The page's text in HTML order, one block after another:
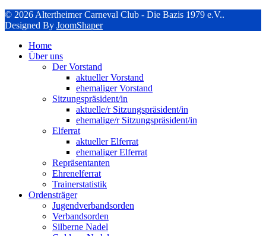
© 2026 Altertheimer Carneval Club - Die Bazis 1979 e.V..
Designed By JoomShaper
Home
Über uns
Der Vorstand
aktueller Vorstand
ehemaliger Vorstand
Sitzungspräsident/in
aktuelle/r Sitzungspräsident/in
ehemalige/r Sitzungspräsident/in
Elferrat
aktueller Elferrat
ehemaliger Elferrat
Repräsentanten
Ehrenelferrat
Trainerstatistik
Ordensträger
Jugendverbandsorden
Verbandsorden
Silberne Nadel